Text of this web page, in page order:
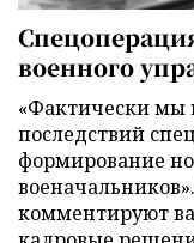
военного
«Фактически мы
последствий
формирование
комментируют